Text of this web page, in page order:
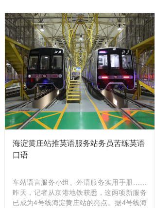
海淀黄庄站推英语服务站务员苦练英语
口语
车站语言服务小组、外语服务实用手册……
昨天，记者从京港地铁获悉，这两项新服务
已成为4号线海淀黄庄站的亮点。据4号线海